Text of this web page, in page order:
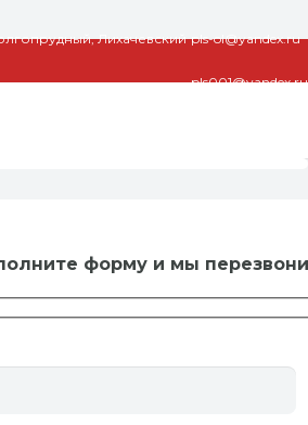
Лихачевский pls-ol@yandex.ru
pls001@yandex.ru
форму и мы
для
пола Valtec из